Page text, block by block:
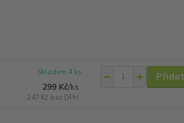
299 Kč/ks
247 Kč bez DPH
Skladem 4 ks